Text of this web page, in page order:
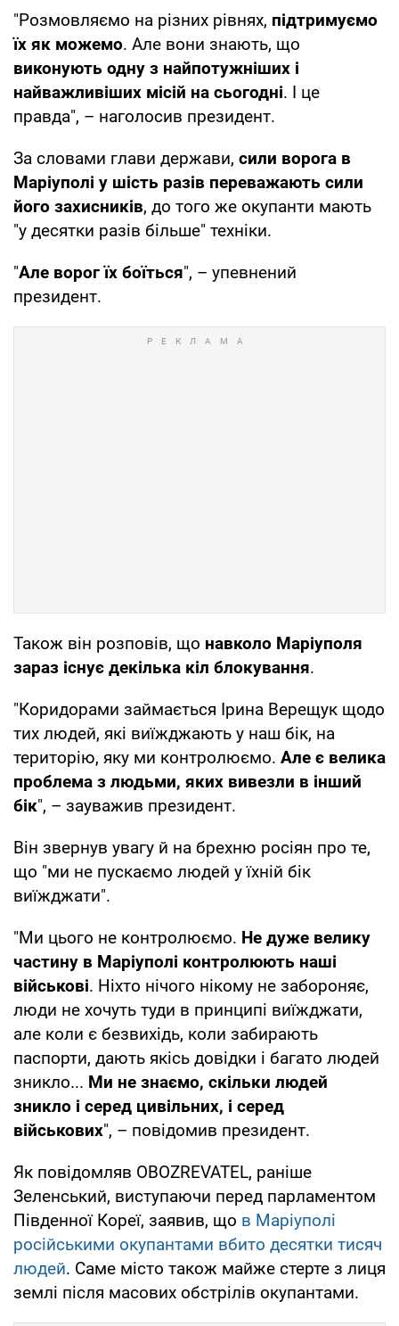
"Розмовляємо на різних рівнях, підтримуємо
їх як можемо. Але вони знають, що
виконують одну з найпотужніших і
найважливіших місій на сьогодні. І це
правда", – наголосив президент.
За словами глави держави, сили ворога в
Маріуполі у шість разів переважають сили
його захисників, до того же окупанти мають
"у десятки разів більше" техніки.
"Але ворог їх боїться", – упевнений
президент.
Також він розповів, що навколо Маріуполя
зараз існує декілька кіл блокування.
"Коридорами займається Ірина Верещук щодо
тих людей, які виїжджають у наш бік, на
територію, яку ми контролюємо. Але є велика
проблема з людьми, яких вивезли в інший
бік", – зауважив президент.
Він звернув увагу й на брехню росіян про те,
що "ми не пускаємо людей у їхній бік
виїжджати".
"Ми цього не контролюємо. Не дуже велику
частину в Маріуполі контролюють наші
військові. Ніхто нічого нікому не забороняє,
люди не хочуть туди в принципі виїжджати,
але коли є безвихідь, коли забирають
паспорти, дають якісь довідки і багато людей
зникло... Ми не знаємо, скільки людей
зникло і серед цивільних, і серед
військових", – повідомив президент.
Як повідомляв OBOZREVATEL, раніше
Зеленський, виступаючи перед парламентом
Південної Кореї, заявив, що в Маріуполі
російськими окупантами вбито десятки тисяч
людей. Саме місто також майже стерте з лиця
землі після масових обстрілів окупантами.